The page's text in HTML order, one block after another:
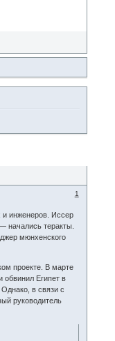
1
и инженеров. Иссер
начались теракты.
мюнхенского
проекте. В марте
обвинил Египет в
в связи с
руководитель